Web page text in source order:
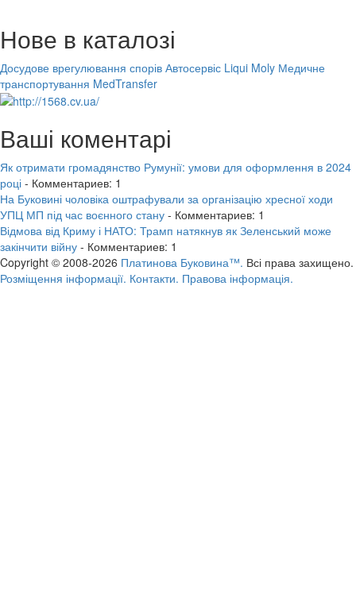
Нове в каталозі
Досудове врегулювання спорів Автосервіс Liqui Moly Медичне
транспортування MedTransfer
Ваші коментарі
Як отримати громадянство Румунії: умови для оформлення в 2024
році - Комментариев: 1
На Буковині чоловіка оштрафували за організацію хресної ходи
УПЦ МП під час воєнного стану - Комментариев: 1
Відмова від Криму і НАТО: Трамп натякнув як Зеленський може
закінчити війну - Комментариев: 1
Copyright © 2008-2026 Платинова Буковина™. Всі права захищено.
Розміщення інформації. Контакти. Правова інформація.